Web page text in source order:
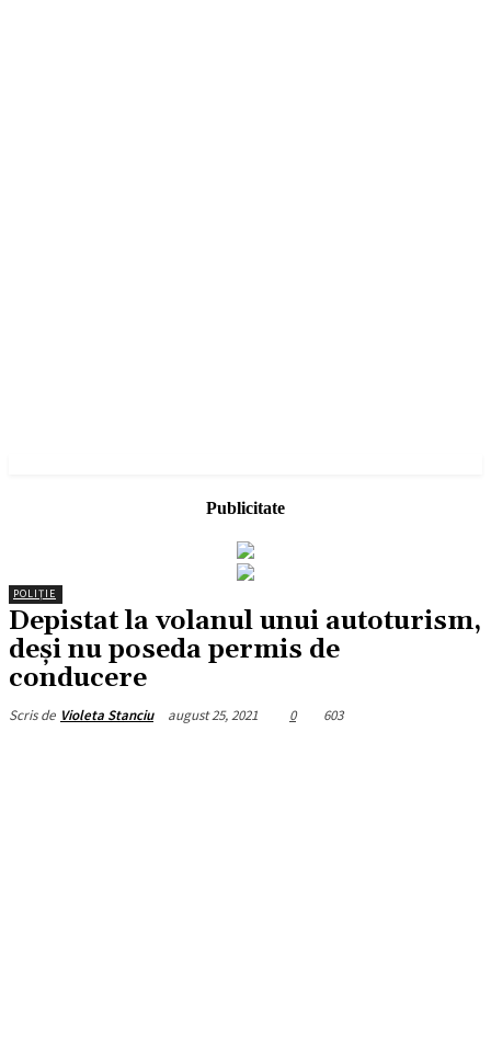
Publicitate
POLIȚIE
Depistat la volanul unui autoturism,
deși nu poseda permis de
conducere
Scris de Violeta Stanciu august 25, 2021 0 603